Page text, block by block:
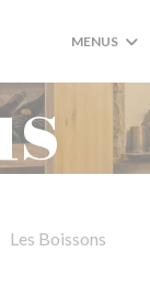
MENUS
Les Boissons